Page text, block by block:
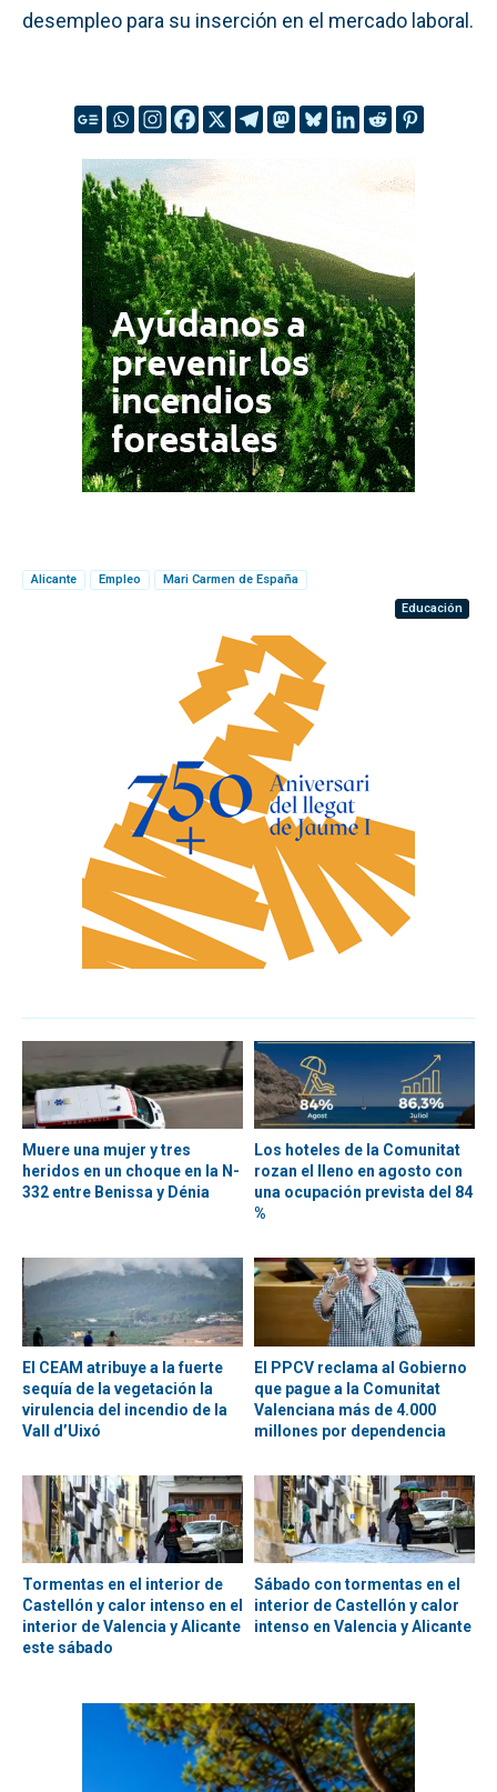
desempleo para su inserción en el mercado laboral.
Alicante Empleo
Mari Carmen de España
Educación
Muere una mujer y tres
heridos en un choque en la N-
332 entre Benissa y Dénia
Los hoteles de la Comunitat
rozan el lleno en agosto con
una ocupación prevista del 84
%
El CEAM atribuye a la fuerte
sequía de la vegetación la
virulencia del incendio de la
Vall d’Uixó
El PPCV reclama al Gobierno
que pague a la Comunitat
Valenciana más de 4.000
millones por dependencia
Tormentas en el interior de
Castellón y calor intenso en el
interior de Valencia y Alicante
este sábado
Sábado con tormentas en el
interior de Castellón y calor
intenso en Valencia y Alicante